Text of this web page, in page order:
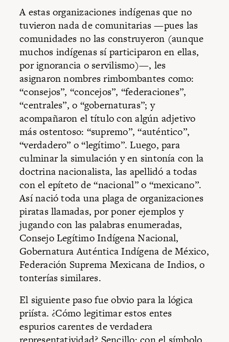
A estas organizaciones indígenas que no
tuvieron nada de comunitarias —pues las
comunidades no las construyeron (aunque
muchos indígenas sí participaron en ellas,
por ignorancia o servilismo)—, les
asignaron nombres rimbombantes como:
“consejos”, “concejos”, “federaciones”,
“centrales”, o “gobernaturas”; y
acompañaron el título con algún adjetivo
más ostentoso: “supremo”, “auténtico”,
“verdadero” o “legítimo”. Luego, para
culminar la simulación y en sintonía con la
doctrina nacionalista, las apellidó a todas
con el epíteto de “nacional” o “mexicano”.
Así nació toda una plaga de organizaciones
piratas llamadas, por poner ejemplos y
jugando con las palabras enumeradas,
Consejo Legítimo Indígena Nacional,
Gobernatura Auténtica Indígena de México,
Federación Suprema Mexicana de Indios, o
tonterías similares.
El siguiente paso fue obvio para la lógica
priísta. ¿Cómo legitimar estos entes
espurios carentes de verdadera